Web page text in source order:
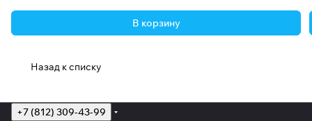
В корзину
Назад к списку
+7 (812) 309-43-99